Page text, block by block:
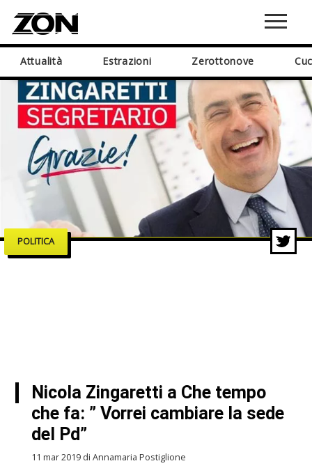
Attualità Estrazioni Zerottonove
POLITICA
Nicola Zingaretti a Che tempo
che fa: ” Vorrei cambiare la sede
del Pd”
11 mar 2019 di Annamaria Postiglione